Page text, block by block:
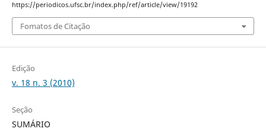
https://periodicos.ufsc.br/index.php/ref/article/view/19192
Fomatos de Citação
Edição
v. 18 n. 3 (2010)
Seção
SUMÁRIO